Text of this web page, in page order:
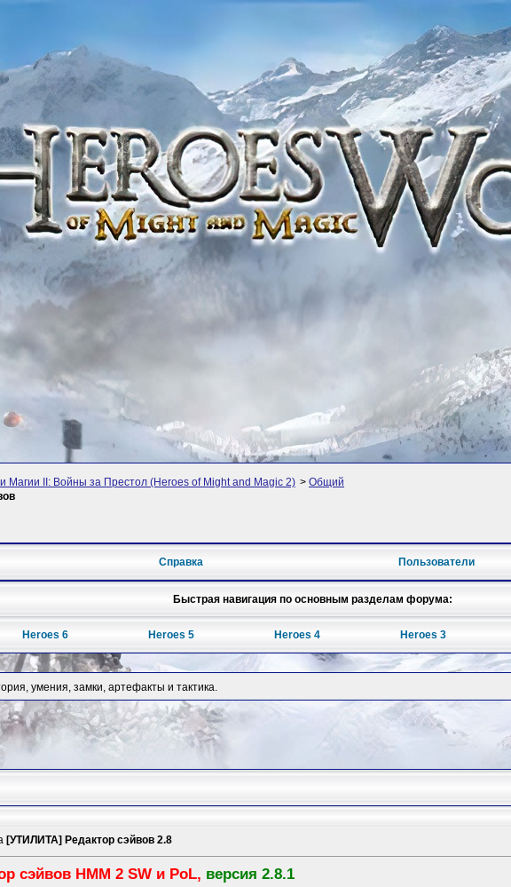
Магии II: Войны за Престол (Heroes of Might and Magic 2) > Общий
Справка Пользователи
Быстрая навигация по основным разделам форума:
Heroes 6 Heroes 5 Heroes 4 Heroes 3
умения, замки, артефакты и тактика.
[УТИЛИТА] Редактор сэйвов 2.8
сэйвов HMM 2 SW и PoL, версия 2.8.1